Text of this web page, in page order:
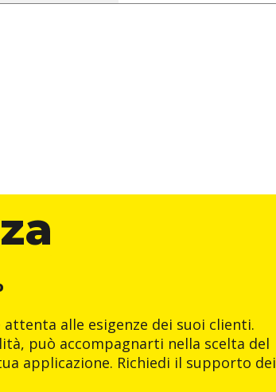
alle esigenze dei suoi clienti.
può accompagnarti nella scelta del
applicazione. Richiedi il supporto dei